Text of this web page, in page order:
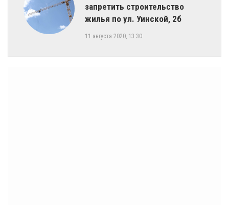
запретить строительство
жилья по ул. Уинской, 2б
11 августа 2020, 13:30